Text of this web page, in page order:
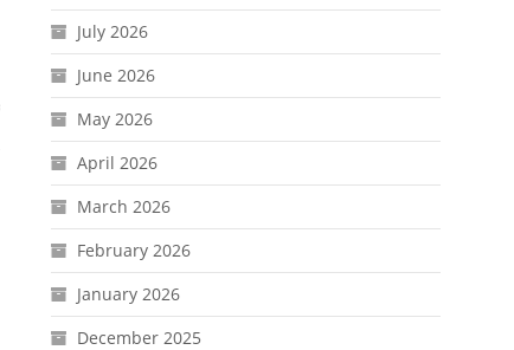
July 2026
June 2026
May 2026
April 2026
March 2026
February 2026
January 2026
December 2025